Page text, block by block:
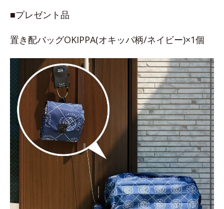
■プレゼント品
置き配バッグOKIPPA(オキッパ柄/ネイビー)×1個